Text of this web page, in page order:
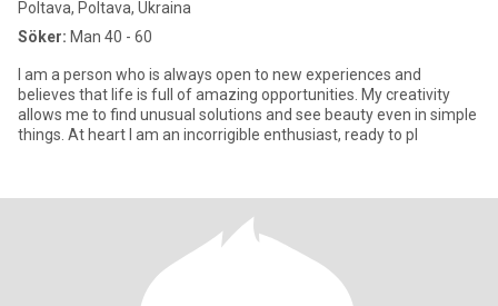
Poltava, Poltava, Ukraina
Söker: Man 40 - 60
I am a person who is always open to new experiences and
believes that life is full of amazing opportunities. My creativity
allows me to find unusual solutions and see beauty even in simple
things. At heart I am an incorrigible enthusiast, ready to pl